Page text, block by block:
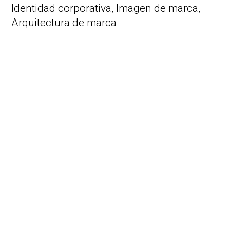
Identidad corporativa, Imagen de marca,
Arquitectura de marca